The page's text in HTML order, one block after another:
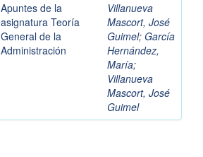
Apuntes de la
asignatura Teoría
General de la
Administración
Villanueva
Mascort, José
Guimel; García
Hernández,
María;
Villanueva
Mascort, José
Guimel